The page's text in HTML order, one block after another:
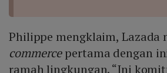
Philippe mengklaim, Lazada
commercepertama dengan
ramah lingkungan. “Ini